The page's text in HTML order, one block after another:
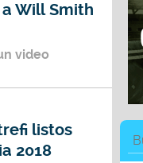
Will Smith
video
listos
2018